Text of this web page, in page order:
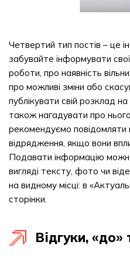
Четвертий тип постів – це
забувайте інформувати
роботи, про наявність
про можливі зміни або
публікувати свій розклад
також нагадувати про
рекомендуємо повідомляти
відрядження, якщо вони
Подавати інформацію
вигляді тексту, фото чи
на видному місці: в
сторінки.
Відгуки, «до»